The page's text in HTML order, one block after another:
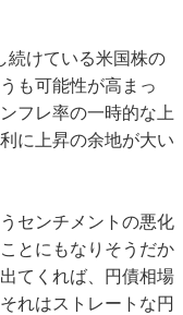
けている米国株の
も可能性が高まっ
フレ率の一時的な上
に上昇の余地が大い
センチメントの悪化
とにもなりそうだか
てくれば、円債相場
れはストレートな円